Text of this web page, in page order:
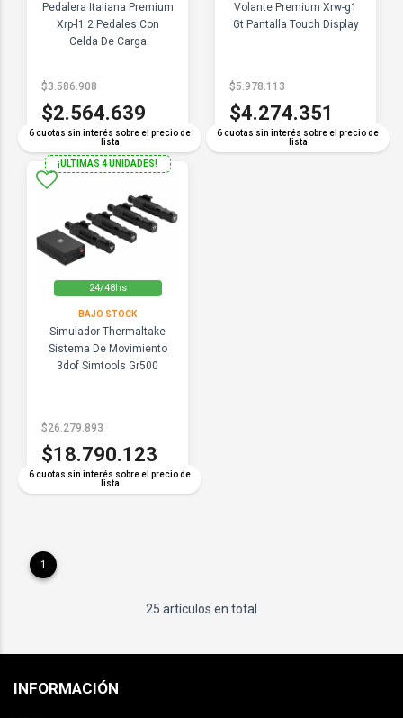
Pedalera Italiana Premium
Xrp-l1 2 Pedales Con
Celda De Carga
6 cuotas sin interés sobre el precio de
lista
$3.586.908
$2.564.639
Volante Premium Xrw-g1
Gt Pantalla Touch Display
6 cuotas sin interés sobre el precio de
lista
$5.978.113
$4.274.351
24/48hs
¡ULTIMAS 4 UNIDADES!
BAJO STOCK
Simulador Thermaltake
Sistema De Movimiento
3dof Simtools Gr500
6 cuotas sin interés sobre el precio de
lista
$26.279.893
$18.790.123
1
25 artículos en total
INFORMACIÓN